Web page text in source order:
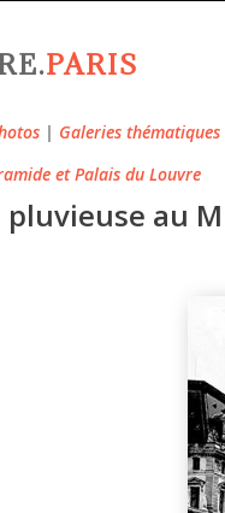
PARIS
| Galeries thématiques
et Palais du Louvre
pluvieuse au